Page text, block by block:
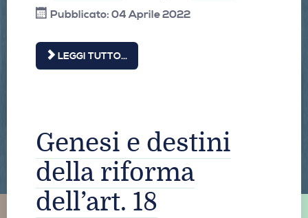
Pubblicato: 04 Aprile 2022
LEGGI TUTTO...
Genesi e destini
della riforma
dell’art. 18